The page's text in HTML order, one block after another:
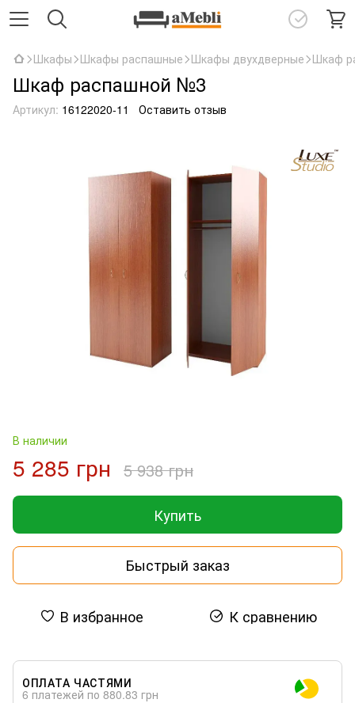
Шкафы Шкафы распашные Шкафы двухдверные Шкаф
Шкаф распашной №3
Артикул: 16122020-11 Оставить отзыв
В наличии
5 285 грн 5 938 грн
Купить
Быстрый заказ
В избранное К сравнению
ОПЛАТА ЧАСТЯМИ
6 платежей по 880.83 грн